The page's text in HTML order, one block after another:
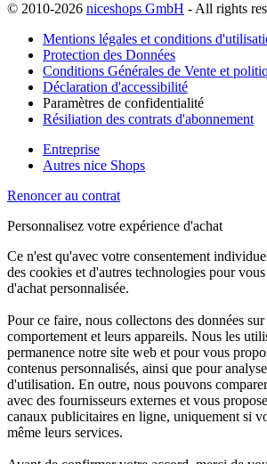
© 2010-2026 niceshops GmbH - All rights
Mentions légales et conditions
Protection des Données
Conditions Générales de Vente et
Déclaration d'accessibilité
Paramètres de confidentialité
Résiliation des contrats d'abonnement
Entreprise
Autres nice Shops
Renoncer au contrat
Personnalisez votre expérience d'achat
Ce n'est qu'avec votre consentement
des cookies et d'autres technologies pour
d'achat personnalisée.
Pour ce faire, nous collectons des données
comportement et leurs appareils. Nous les
permanence notre site web et pour vous
contenus personnalisés, ainsi que pour
d'utilisation. En outre, nous pouvons
avec des fournisseurs externes et vous
canaux publicitaires en ligne, uniquement si
même leurs services.